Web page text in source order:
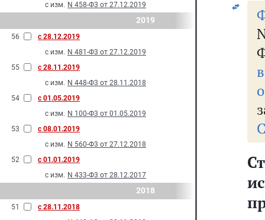
с изм. N 458-Ф3 от 27.12.2019
2019
56
с 28.12.2019
с изм. N 481-Ф3 от 27.12.2019
55
с 28.11.2019
с изм. N 448-Ф3 от 28.11.2018
54
с 01.05.2019
с изм. N 100-Ф3 от 01.05.2019
53
с 08.01.2019
с изм. N 560-Ф3 от 27.12.2018
52
с 01.01.2019
с изм. N 433-Ф3 от 28.12.2017
2018
51
с 28.11.2018